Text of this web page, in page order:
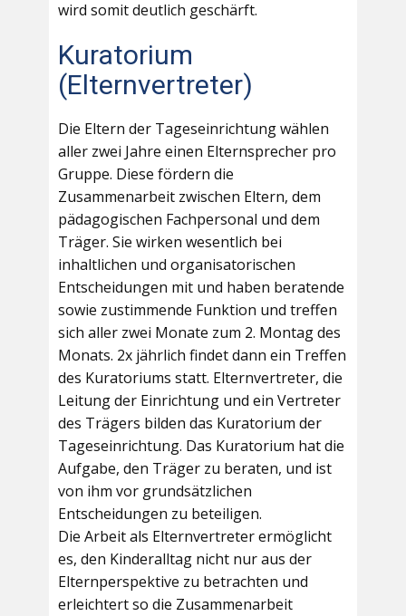
wird somit deutlich geschärft.
Kuratorium
(Elternvertreter)
Die Eltern der Tageseinrichtung wählen
aller zwei Jahre einen Elternsprecher pro
Gruppe. Diese fördern die
Zusammenarbeit zwischen Eltern, dem
pädagogischen Fachpersonal und dem
Träger. Sie wirken wesentlich bei
inhaltlichen und organisatorischen
Entscheidungen mit und haben beratende
sowie zustimmende Funktion und treffen
sich aller zwei Monate zum 2. Montag des
Monats. 2x jährlich findet dann ein Treffen
des Kuratoriums statt. Elternvertreter, die
Leitung der Einrichtung und ein Vertreter
des Trägers bilden das Kuratorium der
Tageseinrichtung. Das Kuratorium hat die
Aufgabe, den Träger zu beraten, und ist
von ihm vor grundsätzlichen
Entscheidungen zu beteiligen.
Die Arbeit als Elternvertreter ermöglicht
es, den Kinderalltag nicht nur aus der
Elternperspektive zu betrachten und
erleichtert so die Zusammenarbeit